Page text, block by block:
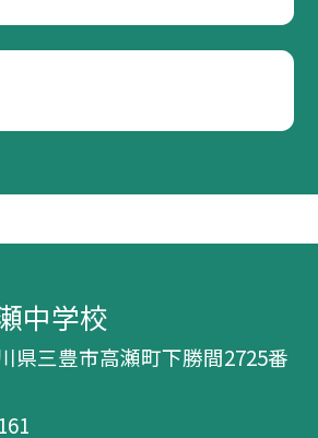
中学校
県三豊市高瀬町下勝間2725番